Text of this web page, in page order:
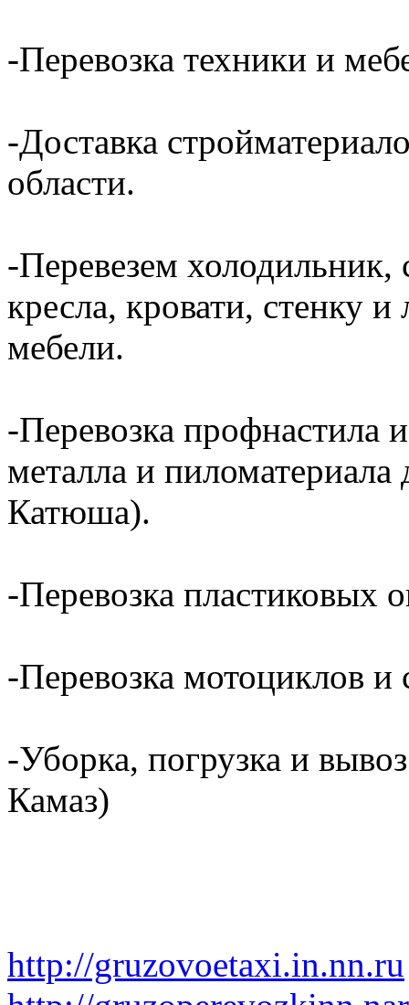
-Перевозка техники и
-Доставка
области.
-Перевезем
кресла, кровати, стенку
мебели.
-Перевозка профнастила
металла и
Катюша).
-Перевозка пластиковых
-Перевозка мотоциклов и
-Уборка, погрузка и
Камаз)
http://gruzovoetaxi.in.nn.ru